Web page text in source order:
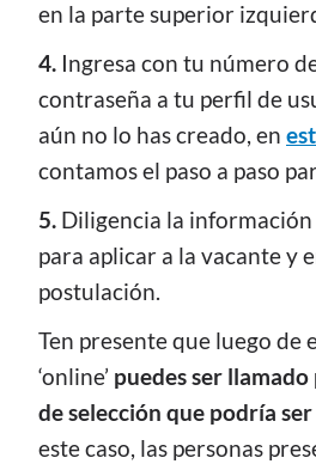
en la parte superior
4. Ingresa con tu número
contraseña a tu perfil de
aún no lo has creado, en
contamos el paso a paso
5. Diligencia la
para aplicar a la vacante y
postulación.
Ten presente que luego de
‘online’ puedes ser
de selección que podría
este caso, las personas